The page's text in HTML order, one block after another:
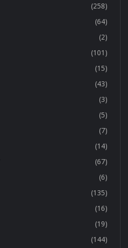
(258)
(64)
(2)
(101)
(15)
(43)
(3)
(5)
(7)
(14)
(67)
(6)
(135)
(16)
(19)
(144)